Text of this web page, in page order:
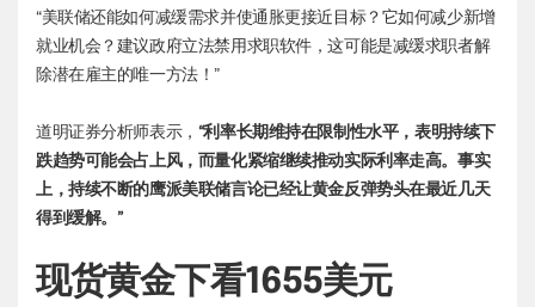
“美联储还能如何减缓需求并使通胀更接近目标？它如何减少新增
就业机会？建议政府立法禁用求职软件，这可能是减缓求职者解
除潜在雇主的唯一方法！”
道明证券分析师表示， “利率长期维持在限制性水平，表明持续下
跌趋势可能会占上风，而量化紧缩继续推动实际利率走高。事实
上，持续不断的鹰派美联储言论已经让黄金反弹势头在最近几天
得到缓解。”
现货黄金下看1655美元